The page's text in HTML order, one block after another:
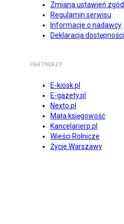
Zmiana ustawień zgód
Regulamin serwisu
Informacje o nadawcy
Deklaracja dostępności
PARTNERZY
E-kiosk.pl
E-gazety.pl
Nexto.pl
Mała księgowość
Kancelarierp.pl
Wieści Rolnicze
Życie Warszawy